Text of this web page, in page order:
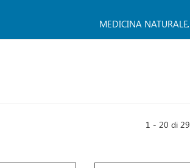
MEDICINA NATURALE
1 - 20 di 29